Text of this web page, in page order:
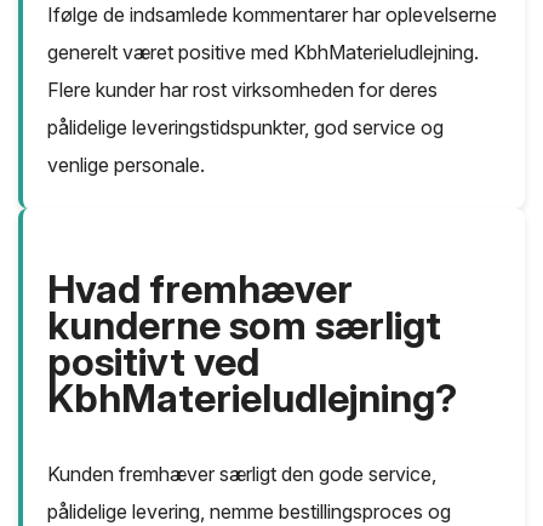
Ifølge de indsamlede kommentarer har oplevelserne
generelt været positive med KbhMaterieludlejning.
Flere kunder har rost virksomheden for deres
pålidelige leveringstidspunkter, god service og
venlige personale.
Hvad fremhæver
kunderne som særligt
positivt ved
KbhMaterieludlejning?
Kunden fremhæver særligt den gode service,
pålidelige levering, nemme bestillingsproces og